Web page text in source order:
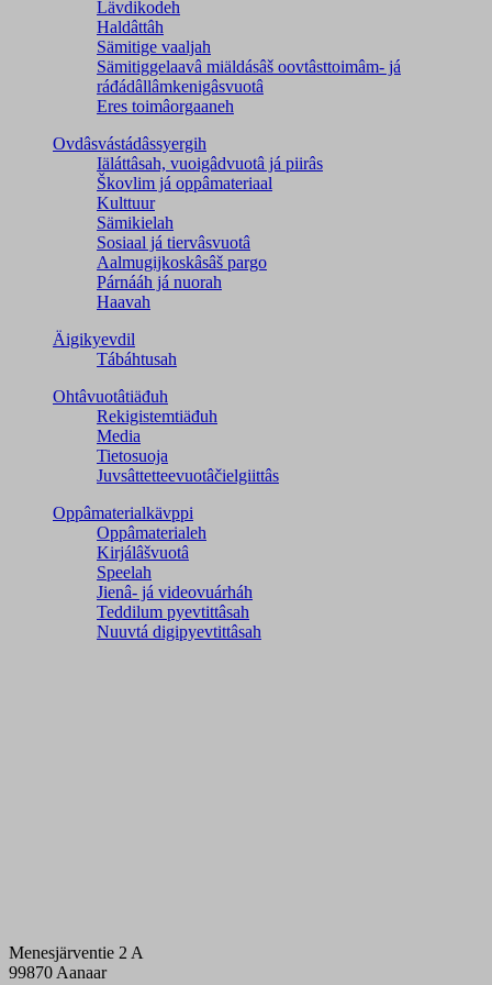
Lävdikodeh
Haldâttâh
Sämitige vaaljah
Sämitiggelaavâ miäldásâš oovtâsttoimâm- já
ráđádâllâmkenigâsvuotâ
Eres toimâorgaaneh
Ovdâsvástádâssyergih
Iäláttâsah, vuoigâdvuotâ já piirâs
Škovlim já oppâmateriaal
Kulttuur
Sämikielah
Sosiaal já tiervâsvuotâ
Aalmugijkoskâsâš pargo
Párnááh já nuorah
Haavah
Äigikyevdil
Tábáhtusah
Ohtâvuotâtiäđuh
Rekigistemtiäđuh
Media
Tietosuoja
Juvsâttetteevuotâčielgiittâs
Oppâmaterialkävppi
Oppâmaterialeh
Kirjálâšvuotâ
Speelah
Jienâ- já videovuárháh
Teddilum pyevtittâsah
Nuuvtá digipyevtittâsah
Menesjärventie 2 A
99870 Aanaar